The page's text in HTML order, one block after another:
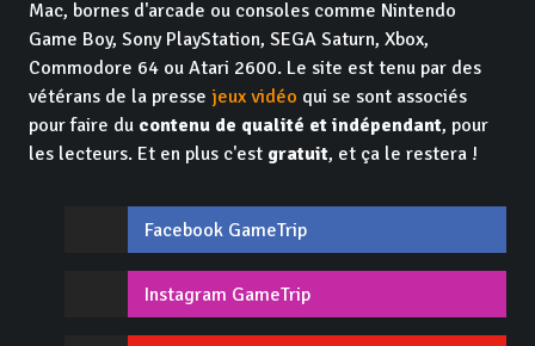
Mac, bornes d'arcade ou consoles comme Nintendo
Game Boy, Sony PlayStation, SEGA Saturn, Xbox,
Commodore 64 ou Atari 2600. Le site est tenu par des
vétérans de la presse jeux vidéo qui se sont associés
pour faire du contenu de qualité et indépendant, pour
les lecteurs. Et en plus c'est gratuit, et ça le restera !
Facebook GameTrip
Instagram GameTrip